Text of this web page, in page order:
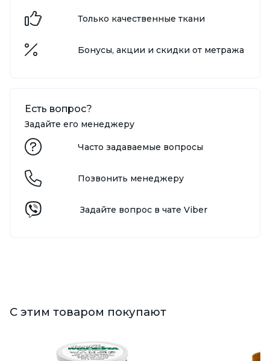
Только качественные ткани
Бонусы, акции и скидки от метража
Есть вопрос?
Задайте его менеджеру
Часто задаваемые вопросы
Позвонить менеджеру
Задайте вопрос в чате Viber
С этим товаром покупают